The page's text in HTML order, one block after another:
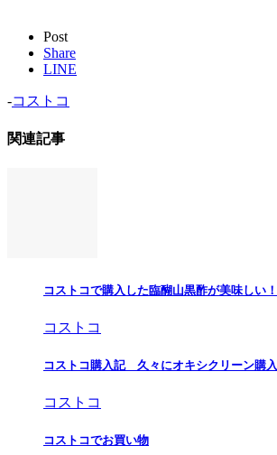
Post
Share
LINE
-コストコ
関連記事
コストコで購入した臨醐山黒酢が美味しい！
コストコ
コストコ購入記 久々にオキシクリーン購入
コストコ
コストコでお買い物